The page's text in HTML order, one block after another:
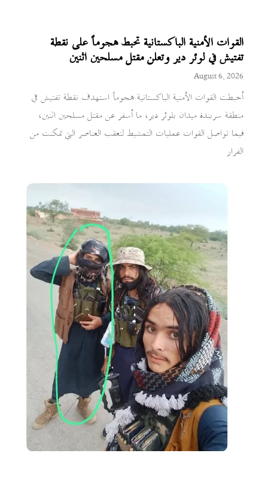
القوات الأمنية الباكستانية تحبط هجوماً على نقطة
تفتيش في لوئر دير وتعلن مقتل مسلحين اثنين
August 6, 2026
أحبطت القوات الأمنية الباكستانية هجوماً استهدف نقطة تفتيش في
منطقة سربندة ميدان بلوئر دير، ما أسفر عن مقتل مسلحين اثنين،
فيما تواصل القوات عمليات التمشيط لتعقب العناصر التي تمكنت من
الفرار